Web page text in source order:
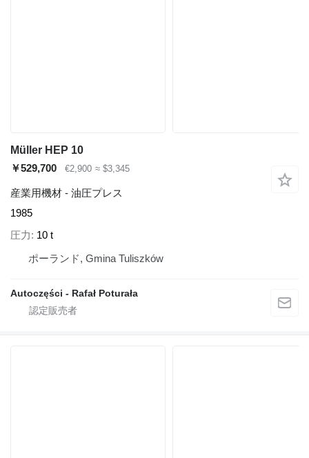
Müller HEP 10
￥529,700
€2,900 ≈ $3,345
産業用機材 - 油圧プレス
1985
圧力
10 t
ポーランド, Gmina Tuliszków
Autoczęści - Rafał Poturała